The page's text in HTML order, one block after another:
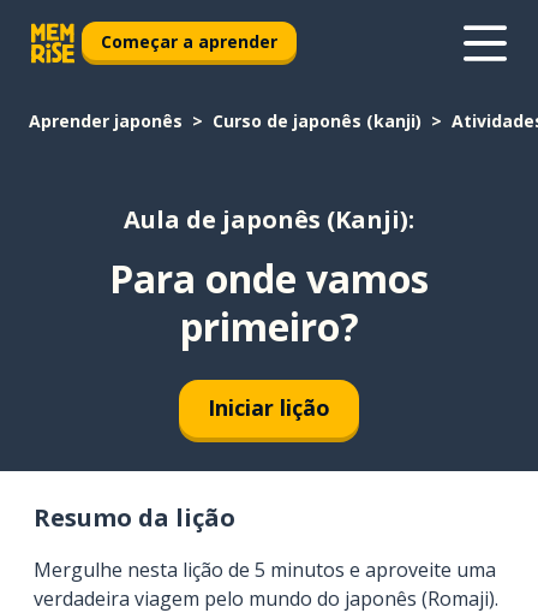
Começar a aprender
Aprender japonês Curso de japonês (kanji)
Aula de japonês (Kanji):
Para onde vamos
primeiro?
Iniciar lição
Resumo da lição
Mergulhe nesta lição de 5 minutos e aproveite uma
verdadeira viagem pelo mundo do japonês (Romaji).